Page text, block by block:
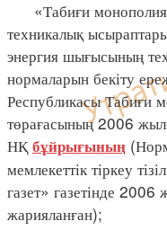
«Табиғи
техникалық
энергия шығысының
нормаларын бекіту
Республикасы Табиғи
төрағасының 2006
НҚ бұйрығының
мемлекеттік тіркеу
газет» газетінде
жарияланған);